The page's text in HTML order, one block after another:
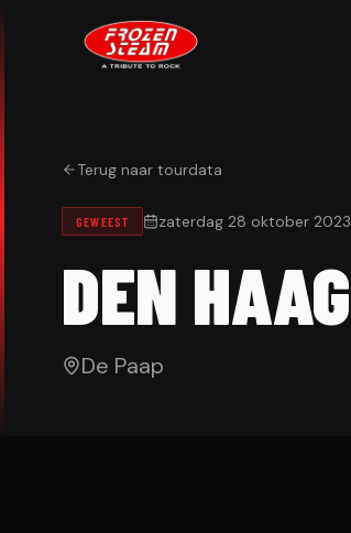
Terug naar tourdata
GEWEEST zaterdag 28 oktober 2023
DEN HAAG
De Paap